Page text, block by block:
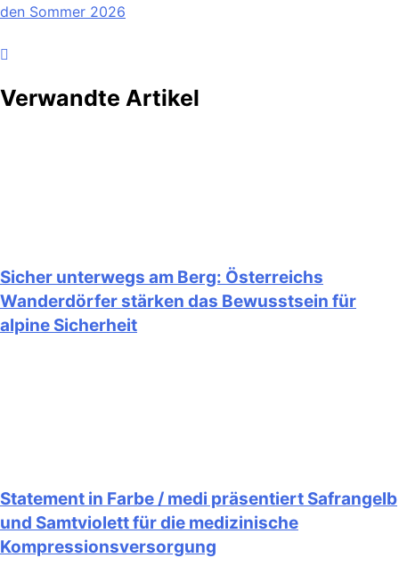
den Sommer 2026
Verwandte Artikel
Sicher unterwegs am Berg: Österreichs
Wanderdörfer stärken das Bewusstsein für
alpine Sicherheit
Statement in Farbe / medi präsentiert Safrangelb
und Samtviolett für die medizinische
Kompressionsversorgung